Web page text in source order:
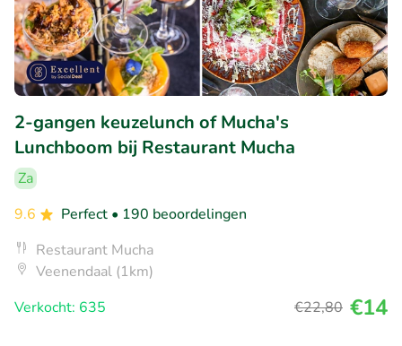
2-gangen keuzelunch of Mucha's
Lunchboom bij Restaurant Mucha
Za
9.6
Perfect • 190 beoordelingen
Restaurant Mucha
Veenendaal (1km)
Verkocht: 635
€22,80 €14